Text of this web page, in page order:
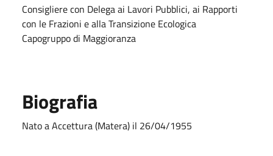
Consigliere con Delega ai Lavori Pubblici, ai Rapporti
con le Frazioni e alla Transizione Ecologica
Capogruppo di Maggioranza
Biografia
Nato a Accettura (Matera) il 26/04/1955